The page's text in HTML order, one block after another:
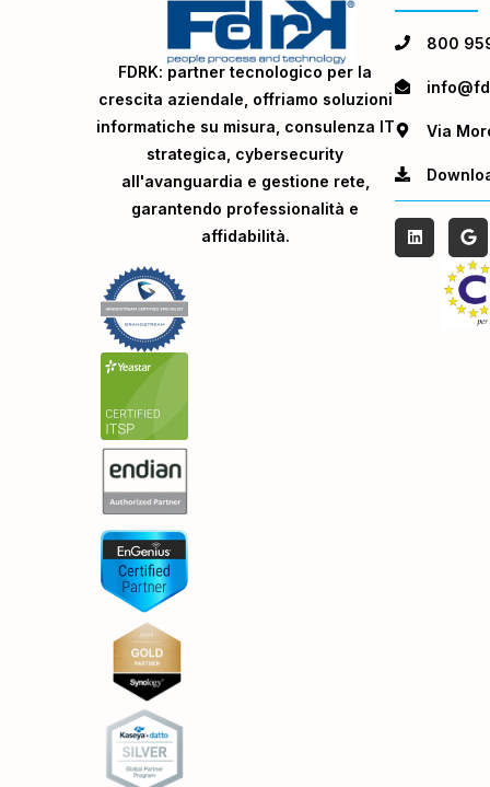
FDRK: partner tecnologico per la
crescita aziendale, offriamo soluzioni
informatiche su misura, consulenza IT
strategica, cybersecurity
all'avanguardia e gestione rete,
garantendo professionalità e
affidabilità.
800
Via